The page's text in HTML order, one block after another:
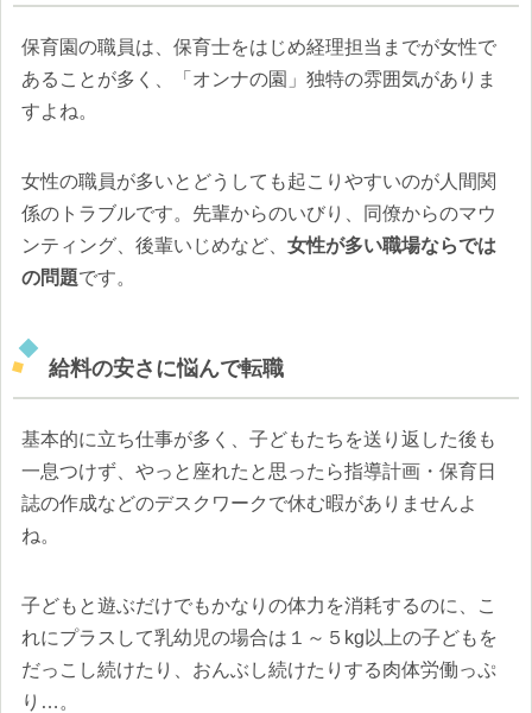
保育園の職員は、保育士をはじめ経理担当までが女性で
あることが多く、「オンナの園」独特の雰囲気がありま
すよね。
女性の職員が多いとどうしても起こりやすいのが人間関
係のトラブルです。先輩からのいびり、同僚からのマウ
ンティング、後輩いじめなど、 女性が多い職場ならでは
の問題です。
給料の安さに悩んで転職
基本的に立ち仕事が多く、子どもたちを送り返した後も
一息つけず、やっと座れたと思ったら指導計画・保育日
誌の作成などのデスクワークで休む暇がありませんよ
ね。
子どもと遊ぶだけでもかなりの体力を消耗するのに、こ
れにプラスして乳幼児の場合は１～５kg以上の子どもを
だっこし続けたり、おんぶし続けたりする肉体労働っぷ
り…。